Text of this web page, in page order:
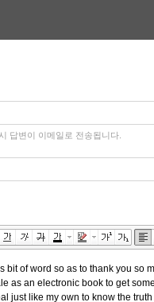
답변이 이메일로 전송됩니다.